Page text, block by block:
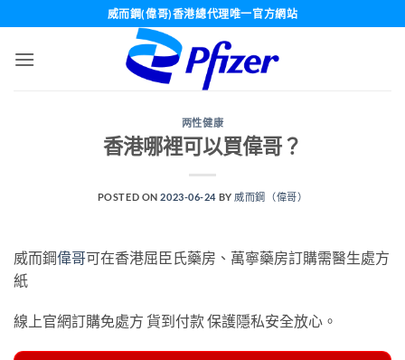
content
威而鋼(偉哥)香港總代理唯一官方網站
两性健康
香港哪裡可以買偉哥？
POSTED ON2023-06-24 BY 威而鋼（偉哥）
威而鋼偉哥可在香港屈臣氏藥房、萬寧藥房訂購需醫生處方
紙
線上官網訂購免處方 貨到付款 保護隱私安全放心。